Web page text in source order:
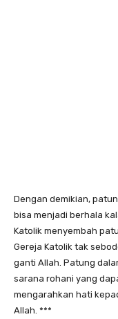
Dengan demikian,
bisa menjadi berhala
Katolik menyembah
Gereja Katolik tak
ganti Allah. Patung
sarana rohani yang
mengarahkan hati
Allah. ***